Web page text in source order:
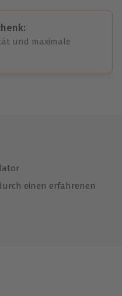
und maximale
einen erfahrenen